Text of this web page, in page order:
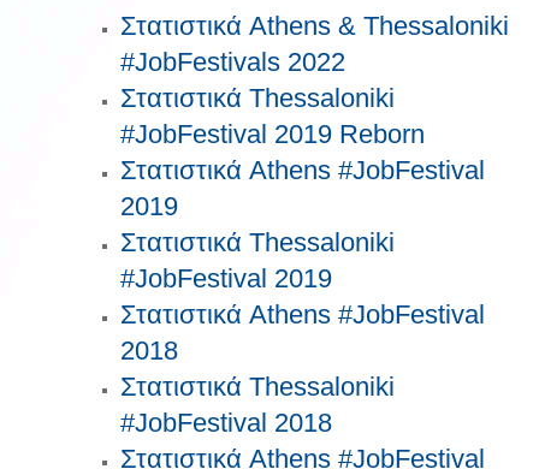
Στατιστικά Athens & Thessaloniki
#JobFestivals 2022
Στατιστικά Thessaloniki
#JobFestival 2019 Reborn
Στατιστικά Athens #JobFestival
2019
Στατιστικά Thessaloniki
#JobFestival 2019
Στατιστικά Athens #JobFestival
2018
Στατιστικά Thessaloniki
#JobFestival 2018
Στατιστικά Athens #JobFestival